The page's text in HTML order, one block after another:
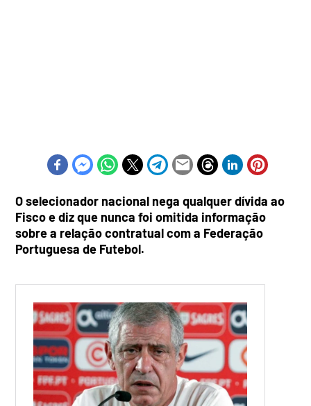
O selecionador nacional nega qualquer dívida ao
Fisco e diz que nunca foi omitida informação
sobre a relação contratual com a Federação
Portuguesa de Futebol.